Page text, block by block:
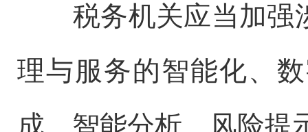
税务机关应当加强
理与服务的智能化、
成、智能分析、风险提